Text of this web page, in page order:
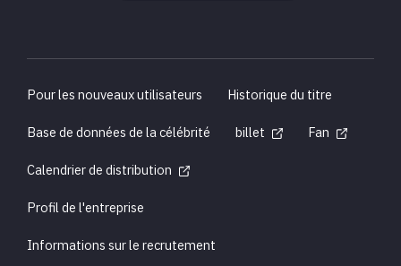
Pour les nouveaux utilisateurs
Historique du titre
Base de données de la célébrité
billet
Fan
Calendrier de distribution
Profil de l'entreprise
Informations sur le recrutement